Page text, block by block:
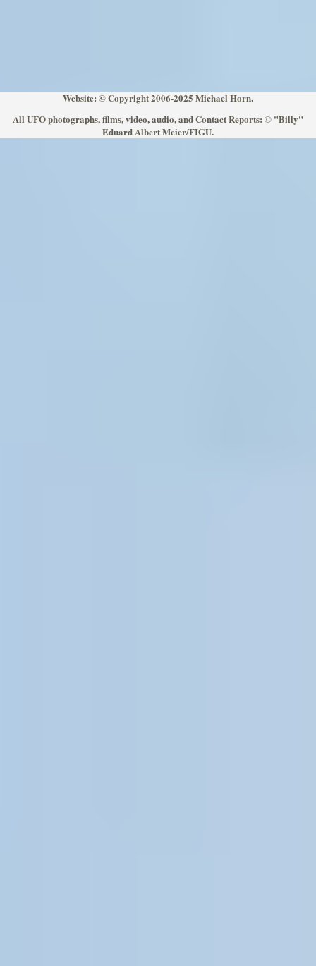
Website: © Copyright 2006-2025 Michael Horn.
All UFO photographs, films, video, audio, and Contact Reports: © "Billy"
Eduard Albert Meier/FIGU.